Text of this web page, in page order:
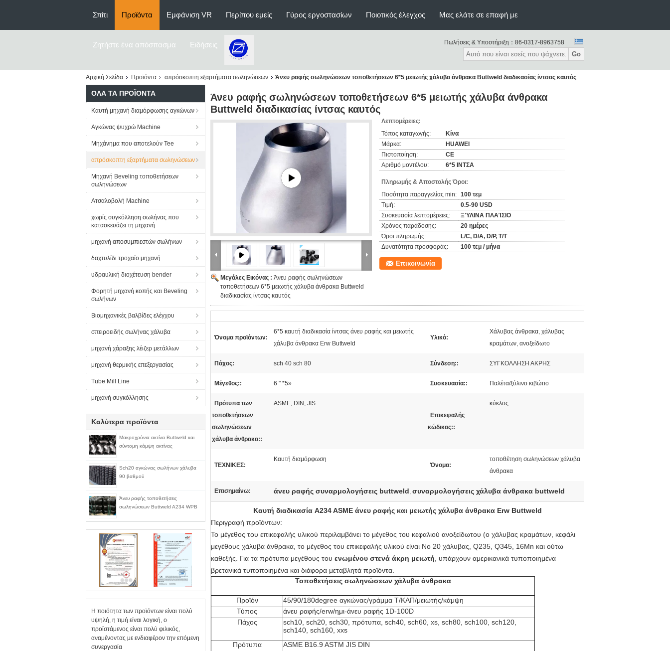
Σπίτι Προϊόντα Εμφάνιση VR Περίπου εμείς Γύρος εργοστασίων Ποιοτικός έλεγχος Μας ελάτε σε επαφή με
Ζητήστε ένα απόσπασμα Ειδήσεις Πωλήσεις & Υποστήριξη： 86-0317-8963758
Go
Αρχική Σελίδα Προϊόντα απρόσκοπτη εξαρτήματα σωληνώσεων Άνευ ραφής σωληνώσεων τοποθετήσεων 6*5 μειωτής χάλυβα άνθρακα Buttweld διαδικασίας ίντσας καυτός
ΌΛΑ ΤΑ ΠΡΟΪΌΝΤΑ
Καυτή μηχανή διαμόρφωσης αγκώνων
Αγκώνας ψυχρώ Machine
Μηχάνημα που αποτελούν Tee
απρόσκοπτη εξαρτήματα σωληνώσεων
Μηχανή Beveling τοποθετήσεων
σωληνώσεων
Ατσαλοβολή Machine
χωρίς συγκόλληση σωλήνας που
κατασκευάζει τη μηχανή
μηχανή αποσυμπιεστών σωλήνων
δαχτυλίδι τροχαίο μηχανή
υδραυλική διοχέτευση bender
Φορητή μηχανή κοπής και Beveling
σωλήνων
Βιομηχανικές βαλβίδες ελέγχου
σπειροειδής σωλήνας χάλυβα
μηχανή χάραξης λέιζερ μετάλλων
μηχανή θερμικής επεξεργασίας
Tube Mill Line
μηχανή συγκόλλησης
Καλύτερα προϊόντα
Μακροχρόνια ακτίνα Buttweld και
σύντομη κάμψη ακτίνας
Sch20 αγκώνας σωλήνων χάλυβα
90 βαθμού
Άνευ ραφής τοποθετήσεις
σωληνώσεων Buttweld A234 WPB
Η ποιότητα των προϊόντων είναι πολύ
υψηλή, η τιμή είναι λογική, ο
προϊστάμενος είναι πολύ φιλικός,
αναμένοντας με ενδιαφέρον την επόμενη
συνεργασία
Άνευ ραφής σωληνώσεων τοποθετήσεων 6*5 μειωτής χάλυβα άνθρακα
Buttweld διαδικασίας ίντσας καυτός
Μεγάλες Εικόνας : Άνευ ραφής σωληνώσεων
τοποθετήσεων 6*5 μειωτής χάλυβα άνθρακα Buttweld
διαδικασίας ίντσας καυτός
Λεπτομέρειες:
Τόπος καταγωγής:
Κίνα
Μάρκα:
HUAWEI
Πιστοποίηση:
CE
Αριθμό μοντέλου:
6*5 ΙΝΤΣΑ
Πληρωμής & Αποστολής Όροι:
Ποσότητα παραγγελίας min: 100 τεμ
Τιμή:
0.5-90 USD
Συσκευασία λεπτομέρειες:
ΞΎΛΙΝΑ ΠΛΑΊΣΙΟ
Χρόνος παράδοσης:
20 ημέρες
Όροι πληρωμής:
L/C, D/A, D/P, T/T
Δυνατότητα προσφοράς:
100 τεμ / μήνα
Επικοινωνία
Όνομα προϊόντων:
6*5 καυτή διαδικασία ίντσας άνευ ραφής και μειωτής
χάλυβα άνθρακα Erw Buttweld
Υλικό:
Χάλυβας άνθρακα, χάλυβας
κραμάτων, ανοξείδωτο
Πάχος: sch 40 sch 80 Σύνδεση:: ΣΥΓΚΟΛΛΗΣΗ ΑΚΡΗΣ
Μέγεθος:: 6 " *5» Συσκευασία:: Παλέτα/ξύλινο κιβώτιο
Πρότυπα των
τοποθετήσεων
σωληνώσεων
χάλυβα άνθρακα::
ASME, DIN, JIS
Επικεφαλής
κώδικας::
κύκλος
ΤΕΧΝΙΚΕΣ:
Καυτή διαμόρφωση
Όνομα:
τοποθέτηση σωληνώσεων χάλυβα
άνθρακα
Επισημαίνω: άνευ ραφής συναρμολογήσεις buttweld, συναρμολογήσεις χάλυβα άνθρακα buttweld
Καυτή διαδικασία A234 ASME άνευ ραφής και μειωτής χάλυβα άνθρακα Erw Buttweld
Περιγραφή προϊόντων:
Το μέγεθος του επικεφαλής υλικού περιλαμβάνει το μέγεθος του κεφαλιού ανοξείδωτου (ο χάλυβας κραμάτων, κεφάλι
μεγέθους χάλυβα άνθρακα, το μέγεθος του επικεφαλής υλικού είναι Νο 20 χάλυβας, Q235, Q345, 16Mn και ούτω
καθεξής. Για τα πρότυπα μεγέθους του ενωμένου στενά άκρη μειωτή , υπάρχουν αμερικανικά τυποποιημένα
βρετανικά τυποποιημένα και διάφορα μεταβλητά προϊόντα.
Τοποθετήσεις σωληνώσεων χάλυβα άνθρακα
Προϊόν
45/90/180degree αγκώνας/γράμμα Τ/ΚΑΠ/μειωτής/κάμψη
Τύπος
άνευ ραφής/erw/ημι-άνευ ραφής 1D-100D
Πάχος
sch10, sch20, sch30, πρότυπα, sch40, sch60, xs, sch80, sch100, sch120,
sch140, sch160, xxs
Πρότυπα
ASME B16.9 ASTM JIS DIN